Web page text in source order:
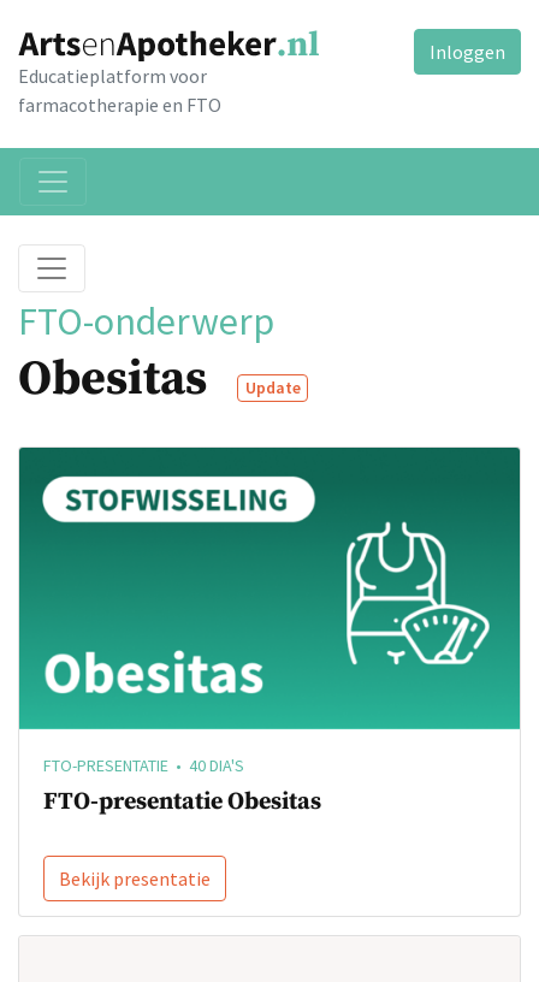
Educatieplatform voor
farmacotherapie en FTO
Inloggen
FTO-onderwerp
Obesitas Update
FTO-PRESENTATIE • 40 DIA'S
FTO-presentatie Obesitas
Bekijk presentatie